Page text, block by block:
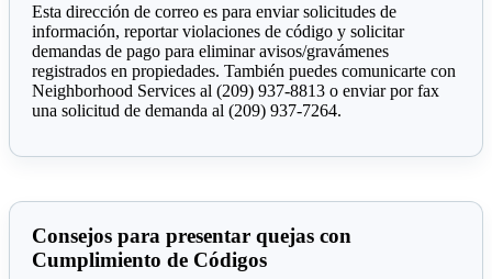
Esta dirección de correo es para enviar solicitudes de
información, reportar violaciones de código y solicitar
demandas de pago para eliminar avisos/gravámenes
registrados en propiedades. También puedes comunicarte con
Neighborhood Services al (209) 937-8813 o enviar por fax
una solicitud de demanda al (209) 937-7264.
Consejos para presentar quejas con
Cumplimiento de Códigos